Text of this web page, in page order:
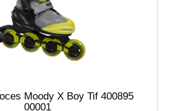
Moody X Boy Tif 400895
00001